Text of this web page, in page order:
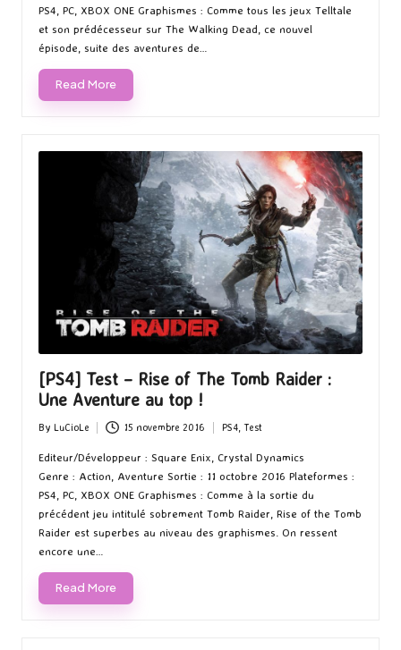
PS4, PC, XBOX ONE Graphismes : Comme tous les jeux Telltale
et son prédécesseur sur The Walking Dead, ce nouvel
épisode, suite des aventures de…
Read More
[PS4] Test – Rise of The Tomb Raider :
Une Aventure au top !
Posted
by
By LuCioLe 15 novembre 2016
Posted
in
PS4, Test
Editeur/Développeur : Square Enix, Crystal Dynamics
Genre : Action, Aventure Sortie : 11 octobre 2016 Plateformes :
PS4, PC, XBOX ONE Graphismes : Comme à la sortie du
précédent jeu intitulé sobrement Tomb Raider, Rise of the Tomb
Raider est superbes au niveau des graphismes. On ressent
encore une…
Read More